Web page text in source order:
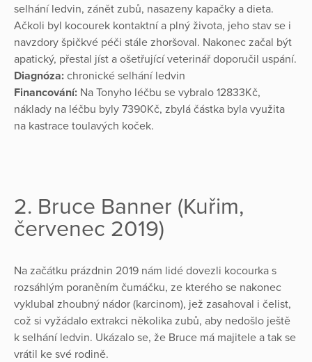
selhání ledvin, zánět zubů, nasazeny kapačky a dieta.
Ačkoli byl kocourek kontaktní a plný života, jeho stav se i
navzdory špičkvé péči stále zhoršoval. Nakonec začal být
apatický, přestal jíst a ošetřující veterinář doporučil uspání.
Diagnóza: chronické selhání ledvin
Financování: Na Tonyho léčbu se vybralo 12833Kč,
náklady na léčbu byly 7390Kč, zbylá částka byla využita
na kastrace toulavých koček.
2. Bruce Banner (Kuřim,
červenec 2019)
Na začátku prázdnin 2019 nám lidé dovezli kocourka s
rozsáhlým poraněním čumáčku, ze kterého se nakonec
vyklubal zhoubný nádor (karcinom), jež zasahoval i čelist,
což si vyžádalo extrakci několika zubů, aby nedošlo ještě
k selhání ledvin. Ukázalo se, že Bruce má majitele a tak se
vrátil ke své rodině.